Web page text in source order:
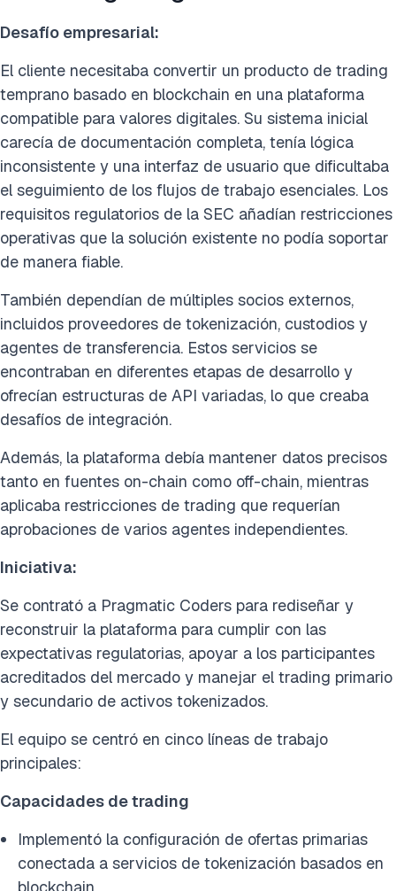
Desafío empresarial:
El cliente necesitaba convertir un producto de trading
temprano basado en blockchain en una plataforma
compatible para valores digitales. Su sistema inicial
carecía de documentación completa, tenía lógica
inconsistente y una interfaz de usuario que dificultaba
el seguimiento de los flujos de trabajo esenciales. Los
requisitos regulatorios de la SEC añadían restricciones
operativas que la solución existente no podía soportar
de manera fiable.
También dependían de múltiples socios externos,
incluidos proveedores de tokenización, custodios y
agentes de transferencia. Estos servicios se
encontraban en diferentes etapas de desarrollo y
ofrecían estructuras de API variadas, lo que creaba
desafíos de integración.
Además, la plataforma debía mantener datos precisos
tanto en fuentes on-chain como off-chain, mientras
aplicaba restricciones de trading que requerían
aprobaciones de varios agentes independientes.
Iniciativa:
Se contrató a Pragmatic Coders para rediseñar y
reconstruir la plataforma para cumplir con las
expectativas regulatorias, apoyar a los participantes
acreditados del mercado y manejar el trading primario
y secundario de activos tokenizados.
El equipo se centró en cinco líneas de trabajo
principales:
Capacidades de trading
Implementó la configuración de ofertas primarias
conectada a servicios de tokenización basados en